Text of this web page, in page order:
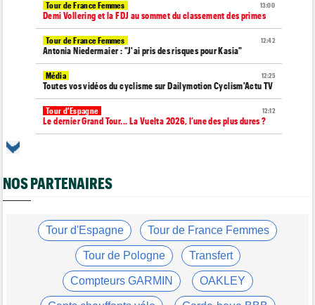
13:00
Tour de France Femmes
Demi Vollering et la FDJ au sommet du classement des primes
12:42
Tour de France Femmes
Antonia Niedermaier : "J'ai pris des risques pour Kasia"
12:25
Média
Toutes vos vidéos du cyclisme sur Dailymotion Cyclism'Actu TV
12:12
Tour d'Espagne
Le dernier Grand Tour... La Vuelta 2026, l’une des plus dures ?
Média
11:42
Transfert
Un double vainqueur d'étape sur le Giro vers la NSN jusqu'en
Tour de France Femmes
Cédrine Kerbaol : "Si le Tour faisait déjà 3 semaines..."
NOS PARTENAIRES
Tour d'Espagne Tour de France Femmes
Tour de Pologne Transfert
Compteurs GARMIN OAKLEY